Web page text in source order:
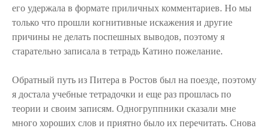
его удержала в формате приличных комментариев. Но мы
только что прошли когнитивные искажения и другие
причины не делать поспешных выводов, поэтому я
старательно записала в тетрадь Катино пожелание.
Обратный путь из Питера в Ростов был на поезде, поэтому
я достала учебные тетрадочки и еще раз прошлась по
теории и своим записям. Одногруппники сказали мне
много хороших слов и приятно было их перечитать. Снова